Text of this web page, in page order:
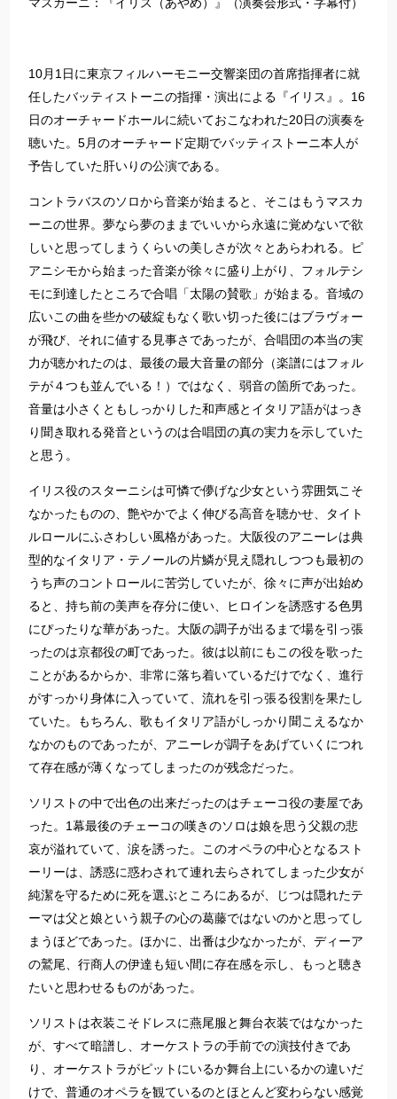
マスカーニ：『イリス（あやめ）』（演奏会形式・字幕付）
10月1日に東京フィルハーモニー交響楽団の首席指揮者に就
任したバッティストーニの指揮・演出による『イリス』。16
日のオーチャードホールに続いておこなわれた20日の演奏を
聴いた。5月のオーチャード定期でバッティストーニ本人が
予告していた肝いりの公演である。
コントラバスのソロから音楽が始まると、そこはもうマスカ
ーニの世界。夢なら夢のままでいいから永遠に覚めないで欲
しいと思ってしまうくらいの美しさが次々とあらわれる。ピ
アニシモから始まった音楽が徐々に盛り上がり、フォルテシ
モに到達したところで合唱「太陽の賛歌」が始まる。音域の
広いこの曲を些かの破綻もなく歌い切った後にはブラヴォー
が飛び、それに値する見事さであったが、合唱団の本当の実
力が聴かれたのは、最後の最大音量の部分（楽譜にはフォル
テが４つも並んでいる！）ではなく、弱音の箇所であった。
音量は小さくともしっかりした和声感とイタリア語がはっき
り聞き取れる発音というのは合唱団の真の実力を示していた
と思う。
イリス役のスターニシは可憐で儚げな少女という雰囲気こそ
なかったものの、艶やかでよく伸びる高音を聴かせ、タイト
ルロールにふさわしい風格があった。大阪役のアニーレは典
型的なイタリア・テノールの片鱗が見え隠れしつつも最初の
うち声のコントロールに苦労していたが、徐々に声が出始め
ると、持ち前の美声を存分に使い、ヒロインを誘惑する色男
にぴったりな華があった。大阪の調子が出るまで場を引っ張
ったのは京都役の町であった。彼は以前にもこの役を歌った
ことがあるからか、非常に落ち着いているだけでなく、進行
がすっかり身体に入っていて、流れを引っ張る役割を果たし
ていた。もちろん、歌もイタリア語がしっかり聞こえるなか
なかのものであったが、アニーレが調子をあげていくにつれ
て存在感が薄くなってしまったのが残念だった。
ソリストの中で出色の出来だったのはチェーコ役の妻屋であ
った。1幕最後のチェーコの嘆きのソロは娘を思う父親の悲
哀が溢れていて、涙を誘った。このオペラの中心となるスト
ーリーは、誘惑に惑わされて連れ去らされてしまった少女が
純潔を守るために死を選ぶところにあるが、じつは隠れたテ
ーマは父と娘という親子の心の葛藤ではないのかと思ってし
まうほどであった。ほかに、出番は少なかったが、ディーア
の鷲尾、行商人の伊達も短い間に存在感を示し、もっと聴き
たいと思わせるものがあった。
ソリストは衣装こそドレスに燕尾服と舞台衣装ではなかった
が、すべて暗譜し、オーケストラの手前での演技付きであ
り、オーケストラがピットにいるか舞台上にいるかの違いだ
けで、普通のオペラを観ているのとほとんど変わらない感覚